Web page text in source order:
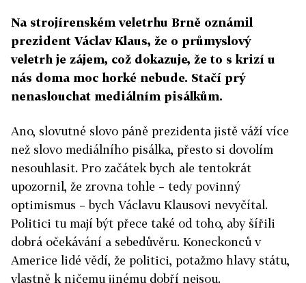
Na strojírenském veletrhu Brně oznámil
prezident Václav Klaus, že o průmyslový
veletrh je zájem, což dokazuje, že to s krizí u
nás doma moc horké nebude. Stačí prý
nenaslouchat mediálním pisálkům.
Ano, slovutné slovo páně prezidenta jistě váží více
než slovo mediálního pisálka, přesto si dovolím
nesouhlasit. Pro začátek bych ale tentokrát
upozornil, že zrovna tohle – tedy povinný
optimismus – bych Václavu Klausovi nevyčítal.
Politici tu mají být přece také od toho, aby šířili
dobrá očekávání a sebedůvěru. Koneckonců v
Americe lidé vědí, že politici, potažmo hlavy státu,
vlastně k ničemu jinému dobří nejsou.